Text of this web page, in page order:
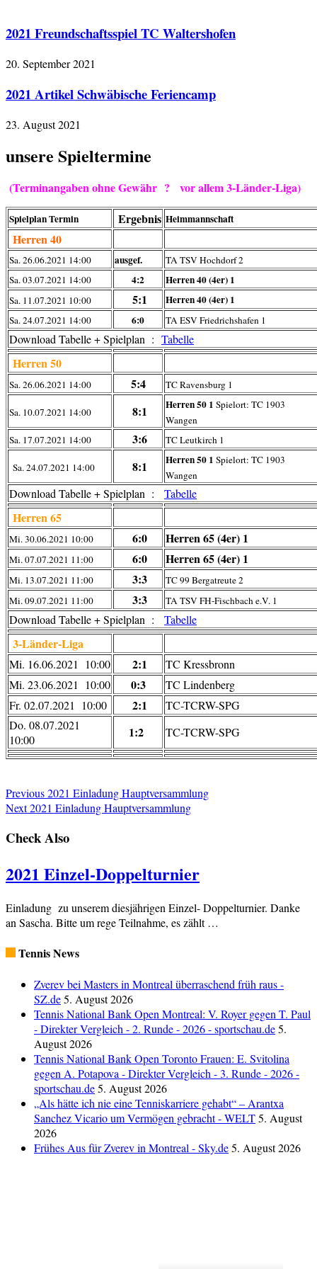
2021 Freundschaftsspiel TC Waltershofen
20. September 2021
2021 Artikel Schwäbische Feriencamp
23. August 2021
unsere Spieltermine
(Terminangaben ohne Gewähr ? vor allem 3-Länder-Liga)
Spielplan Termin Ergebnis Heimmannschaft
Herren 40
Sa. 26.06.2021 14:00 ausgef.
TA TSV Hochdorf 2
Sa. 03.07.2021 14:00
4:2 Herren 40 (4er) 1
Sa. 11.07.2021 10:00 5:1 Herren 40 (4er) 1
Sa. 24.07.2021 14:00 6:0 TA ESV Friedrichshafen 1
Download Tabelle + Spielplan : Tabelle
Herren 50
Sa. 26.06.2021 14:00 5:4 TC Ravensburg 1
Sa. 10.07.2021 14:00 8:1 Herren 50 1 Spielort: TC 1903
Wangen
Sa. 17.07.2021 14:00
3:6 TC Leutkirch 1
Sa. 24.07.2021 14:00 8:1 Herren 50 1 Spielort: TC 1903
Wangen
Download Tabelle + Spielplan : Tabelle
Herren 65
Mi. 30.06.2021 10:00 6:0 Herren 65 (4er) 1
Mi. 07.07.2021 11:00 6:0 Herren 65 (4er) 1
Mi. 13.07.2021 11:00 3:3
TC 99 Bergatreute 2
Mi. 09.07.2021 11:00
3:3 TA TSV FH-Fischbach e.V. 1
Download Tabelle + Spielplan : Tabelle
3-Länder-Liga
Mi. 16.06.2021 10:00 2:1
TC Kressbronn
Mi. 23.06.2021 10:00
0:3
TC Lindenberg
Fr. 02.07.2021 10:00
2:1
TC-TCRW-SPG
Do. 08.07.2021
10:00
1:2 TC-TCRW-SPG
Previous2021 Einladung Hauptversammlung
Next2021 Einladung Hauptversammlung
Check Also
2021 Einzel-Doppelturnier
Einladung zu unserem diesjährigen Einzel- Doppelturnier. Danke
an Sascha. Bitte um rege Teilnahme, es zählt …
Tennis News
Zverev bei Masters in Montreal überraschend früh raus -
SZ.de5. August 2026
Tennis National Bank Open Montreal: V. Royer gegen T. Paul
- Direkter Vergleich - 2. Runde - 2026 - sportschau.de5.
August 2026
Tennis National Bank Open Toronto Frauen: E. Svitolina
gegen A. Potapova - Direkter Vergleich - 3. Runde - 2026 -
sportschau.de5. August 2026
„Als hätte ich nie eine Tenniskarriere gehabt“ – Arantxa
Sanchez Vicario um Vermögen gebracht - WELT5. August
2026
Frühes Aus für Zverev in Montreal - Sky.de5. August 2026